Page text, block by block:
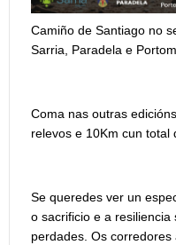
Camiño de Santiago no
Sarria, Paradela e
Coma nas outras
relevos e 10Km cun total
Se queredes ver un
o sacrificio e a
perdades. Os corredores